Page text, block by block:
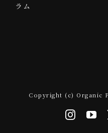
ラム
Copyright (c) Organic